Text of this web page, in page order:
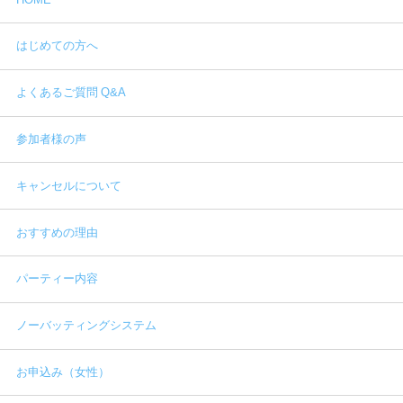
はじめての方へ
よくあるご質問 Q&A
参加者様の声
キャンセルについて
おすすめの理由
パーティー内容
ノーバッティングシステム
お申込み（女性）